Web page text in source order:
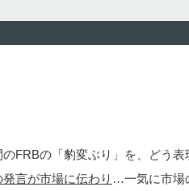
FRBの「豹変ぶり」を、どう表
言が市場に伝わり …一気に市場